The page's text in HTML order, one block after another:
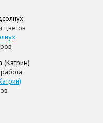
цветов